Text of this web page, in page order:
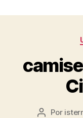
Autor
Por